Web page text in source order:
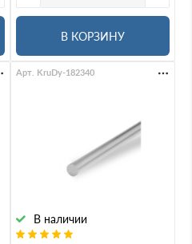
В КОРЗИНУ
В наличии
Арт. KruDy-182340